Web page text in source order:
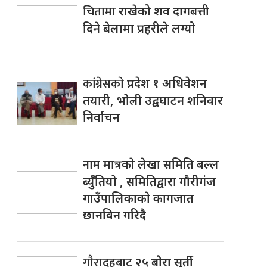
चितामाराखेको शव दागबत्ती
दिने बेलामा प्रहरीले लग्यो
कांग्रेसकाेप्रदेश १ अधिवेशन
तयारी, भाेली उद्वघाटन शनिवार
निर्वाचन
नाममात्रकाे लेखा समिति बल्ल
ब्युँतियाे , समितिद्वारा गाैरीगंज
गाउँपालिकाकाे कागजात
छानविन गरिदै
गाैरादहबाट २५ बाेेरा सुर्ती